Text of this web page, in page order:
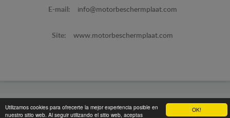
OK!
Utilizamos cookies para ofrecerte la mejor experiencia posible en
nuestro sitio web. Al seguir utilizando el sitio web, aceptas
E-mail: info@motorbeschermplaat.com
Site: www.motorbeschermplaat.com